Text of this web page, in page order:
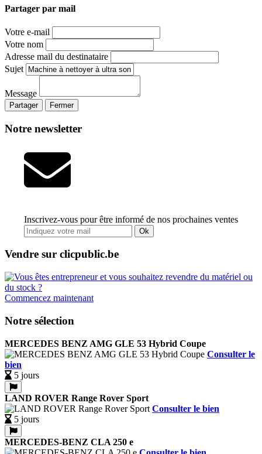
Partager par mail
Votre e-mail
Votre nom
Adresse mail du destinataire
Sujet
Message
Partager Fermer
Notre newsletter
Inscrivez-vous pour être informé de nos prochaines ventes
Ok
Vendre sur clicpublic.be
Commencez maintenant
Notre sélection
MERCEDES BENZ AMG GLE 53 Hybrid Coupe
Consulter le
bien
5 jours
LAND ROVER Range Rover Sport
Consulter le bien
5 jours
MERCEDES-BENZ CLA 250 e